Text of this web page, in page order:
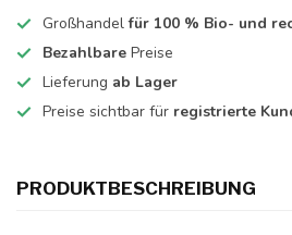
Großhandelfür 100 % Bio- und
Bezahlbare Preise
Lieferung ab Lager
Preise sichtbar für registrierte
PRODUKTBESCHREIBUNG